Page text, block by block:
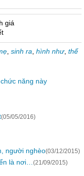
giá
sinh ra hình như, thế
năng này
(05/05/2016)
người nghèo(03/12/2015)
là nơi… (21/09/2015)